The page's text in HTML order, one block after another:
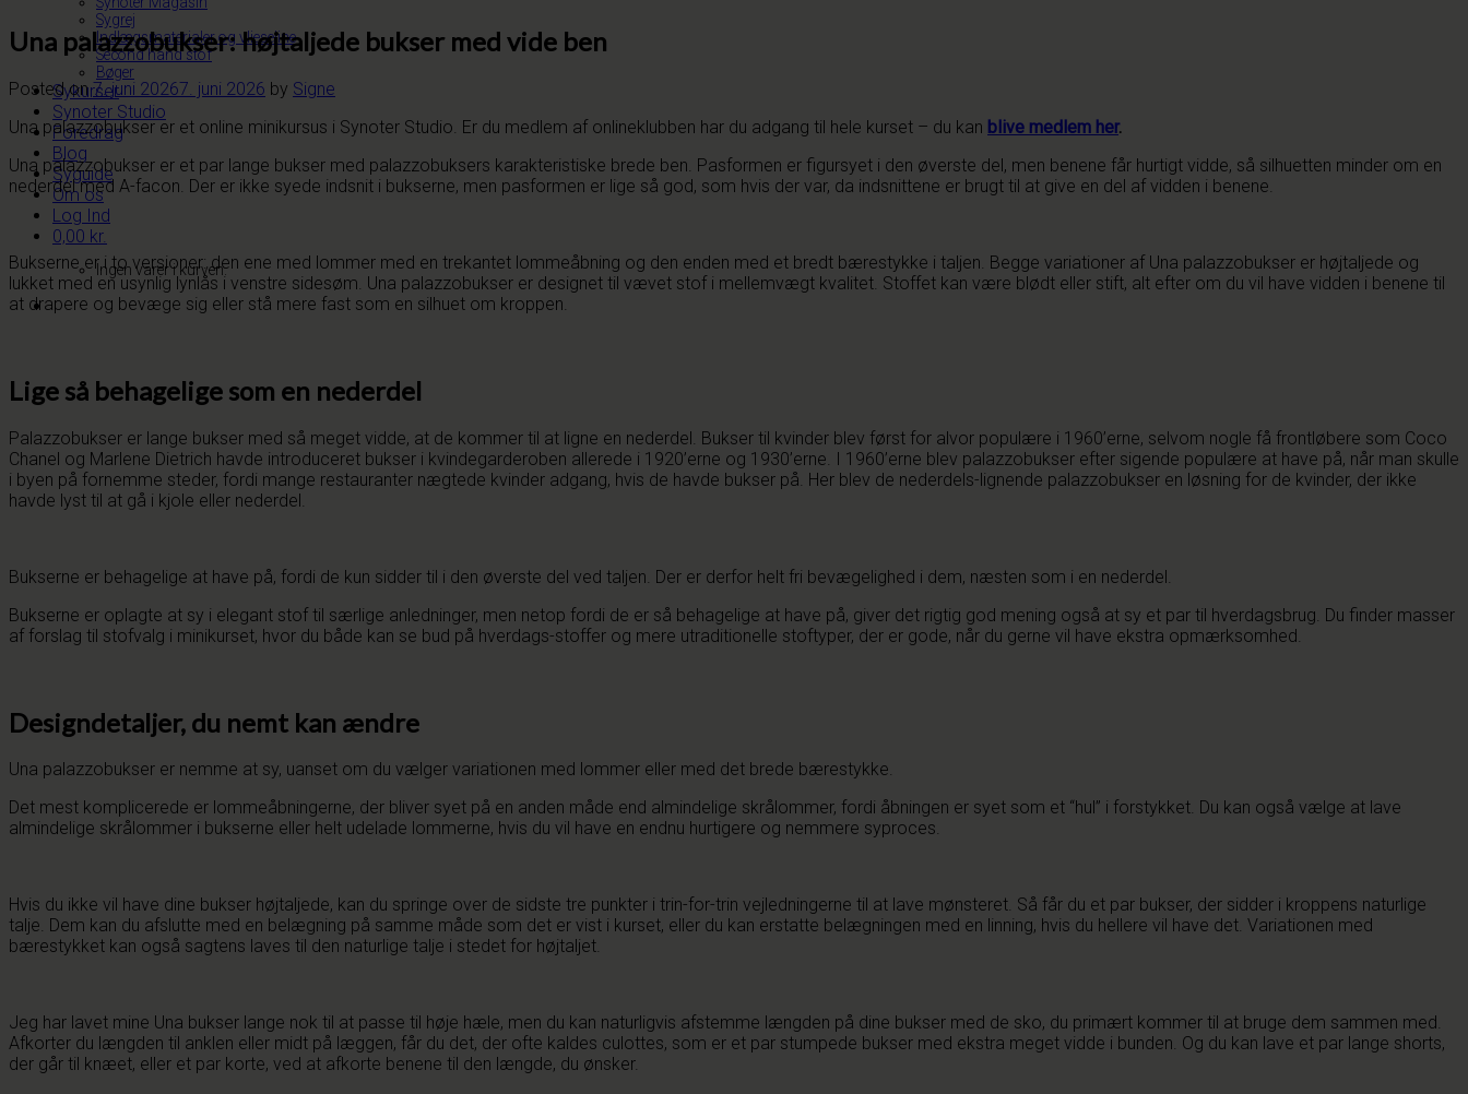
Sygrej
Indlægsmaterialer og vlieseline
Second hand stof
Bøger
Sykurser
Synoter Studio
Foredrag
Blog
Syguide
Om os
Log Ind
0,00 kr.
Ingen varer i kurven.
Una palazzobukser: højtaljede bukser med vide ben
Posted on7. juni 20267. juni 2026 by Signe
Una palazzobukser er et online minikursus i Synoter Studio. Er du medlem af onlineklubben har du adgang til hele kurset – du kan blive medlem her.
Una palazzobukser er et par lange bukser med palazzobuksers karakteristiske brede ben. Pasformen er figursyet i den øverste del, men benene får hurtigt vidde, så silhuetten minder om en
nederdel med A-facon. Der er ikke syede indsnit i bukserne, men pasformen er lige så god, som hvis der var, da indsnittene er brugt til at give en del af vidden i benene.
Bukserne er i to versioner: den ene med lommer med en trekantet lommeåbning og den enden med et bredt bærestykke i taljen. Begge variationer af Una palazzobukser er højtaljede og
lukket med en usynlig lynlås i venstre sidesøm. Una palazzobukser er designet til vævet stof i mellemvægt kvalitet. Stoffet kan være blødt eller stift, alt efter om du vil have vidden i benene til
at drapere og bevæge sig eller stå mere fast som en silhuet om kroppen.
Lige så behagelige som en nederdel
Palazzobukser er lange bukser med så meget vidde, at de kommer til at ligne en nederdel. Bukser til kvinder blev først for alvor populære i 1960’erne, selvom nogle få frontløbere som Coco
Chanel og Marlene Dietrich havde introduceret bukser i kvindegarderoben allerede i 1920’erne og 1930’erne. I 1960’erne blev palazzobukser efter sigende populære at have på, når man skulle
i byen på fornemme steder, fordi mange restauranter nægtede kvinder adgang, hvis de havde bukser på. Her blev de nederdels-lignende palazzobukser en løsning for de kvinder, der ikke
havde lyst til at gå i kjole eller nederdel.
Bukserne er behagelige at have på, fordi de kun sidder til i den øverste del ved taljen. Der er derfor helt fri bevægelighed i dem, næsten som i en nederdel.
Bukserne er oplagte at sy i elegant stof til særlige anledninger, men netop fordi de er så behagelige at have på, giver det rigtig god mening også at sy et par til hverdagsbrug. Du finder masser
af forslag til stofvalg i minikurset, hvor du både kan se bud på hverdags-stoffer og mere utraditionelle stoftyper, der er gode, når du gerne vil have ekstra opmærksomhed.
Designdetaljer, du nemt kan ændre
Una palazzobukser er nemme at sy, uanset om du vælger variationen med lommer eller med det brede bærestykke.
Det mest komplicerede er lommeåbningerne, der bliver syet på en anden måde end almindelige skrålommer, fordi åbningen er syet som et “hul” i forstykket. Du kan også vælge at lave
almindelige skrålommer i bukserne eller helt udelade lommerne, hvis du vil have en endnu hurtigere og nemmere syproces.
Hvis du ikke vil have dine bukser højtaljede, kan du springe over de sidste tre punkter i trin-for-trin vejledningerne til at lave mønsteret. Så får du et par bukser, der sidder i kroppens naturlige
talje. Dem kan du afslutte med en belægning på samme måde som det er vist i kurset, eller du kan erstatte belægningen med en linning, hvis du hellere vil have det. Variationen med
bærestykket kan også sagtens laves til den naturlige talje i stedet for højtaljet.
Jeg har lavet mine Una bukser lange nok til at passe til høje hæle, men du kan naturligvis afstemme længden på dine bukser med de sko, du primært kommer til at bruge dem sammen med.
Afkorter du længden til anklen eller midt på læggen, får du det, der ofte kaldes culottes, som er et par stumpede bukser med ekstra meget vidde i bunden. Og du kan lave et par lange shorts,
der går til knæet, eller et par korte, ved at afkorte benene til den længde, du ønsker.